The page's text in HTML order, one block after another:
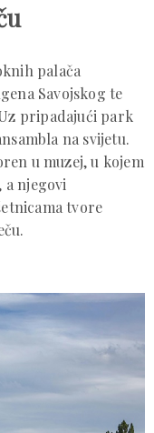
palača
Savojskog te
pripadajući park
na svijetu.
u muzej, u kojem
a njegovi
tvore